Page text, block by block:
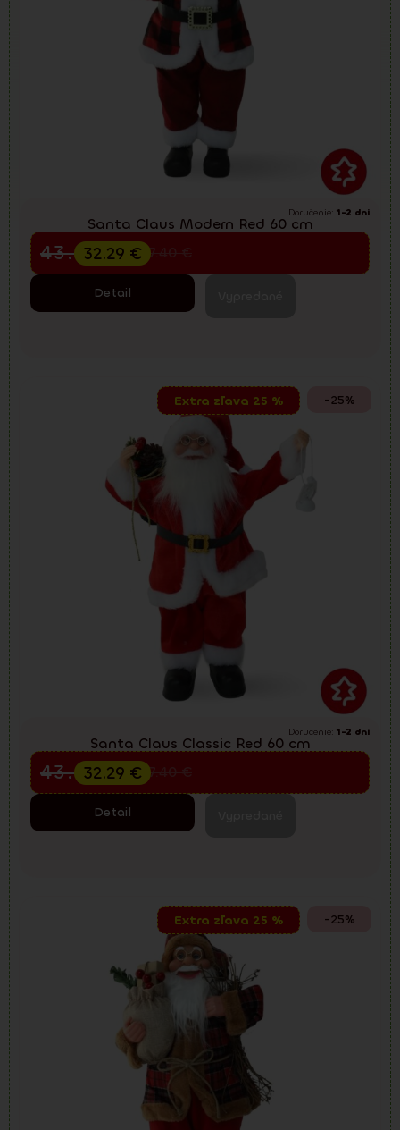
Doručenie: 1-2 dni
Santa Claus Modern Red 60 cm
Predvianočný výpredaj
57.40
43.05€
32.29 €
Detail
-25%
Extra zľava 25 %
Doručenie: 1-2 dni
Santa Claus Classic Red 60 cm
Predvianočný výpredaj
57.40
43.05€
32.29 €
Detail
-25%
Extra zľava 25 %